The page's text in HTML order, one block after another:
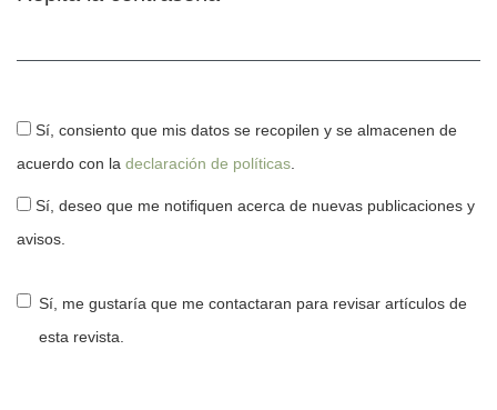
acuerdo con la declaración de políticas.
avisos.
Sí, me gustaría que me contactaran para revisar artículos de
esta revista.